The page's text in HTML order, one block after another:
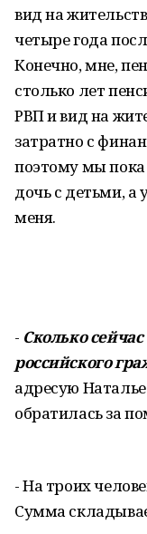
вид на
четыре года
Конечно, мне,
столько лет
РВП и вид на
затратно с
поэтому мы
дочь с детьми,
меня.
- Сколько
российского
адресую
обратилась за
- На троих
Сумма